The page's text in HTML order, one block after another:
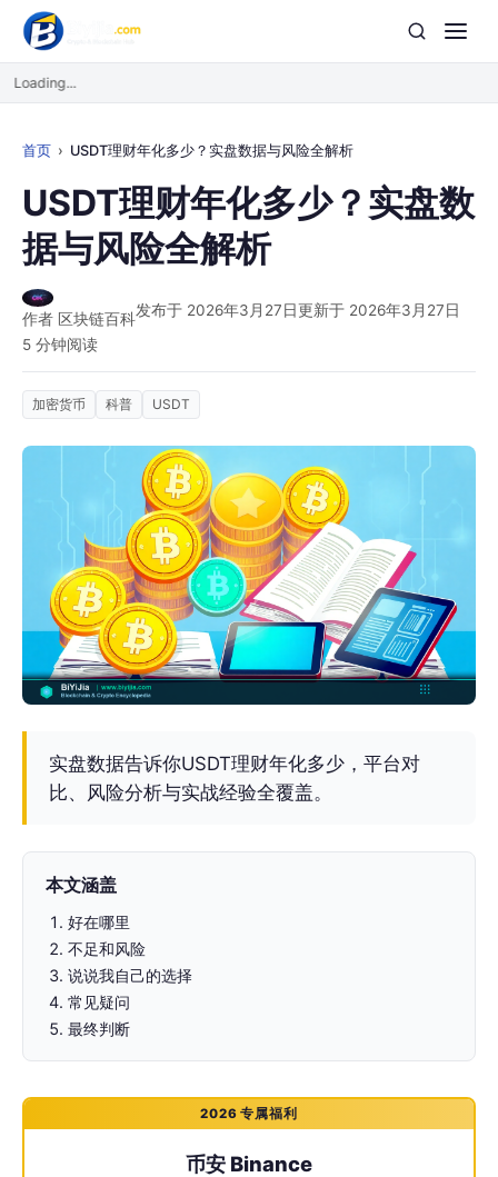
Loading...
首页 USDT理财年化多少？实盘数据与风险全解析
USDT理财年化多少？实盘数
据与风险全解析
作者 区块链百科发布于 2026年3月27日更新于 2026年3月27日
5 分钟阅读
加密货币 科普 USDT
实盘数据告诉你USDT理财年化多少，平台对
比、风险分析与实战经验全覆盖。
本文涵盖
好在哪里
不足和风险
说说我自己的选择
常见疑问
最终判断
2026 专属福利
币安 Binance